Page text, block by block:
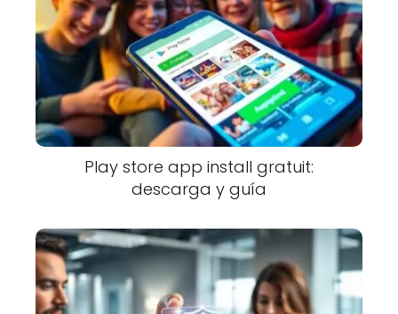
Play store app install gratuit:
descarga y guía